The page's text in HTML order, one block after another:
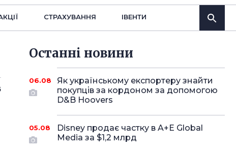
СТРАХУВАННЯ IВЕНТИ
Останнi новини
06.08
Як українському експортеру знайти
покупців за кордоном за допомогою
D&B Hoovers
05.08
Disney продає частку в A+E Global
Media за $1,2 млрд